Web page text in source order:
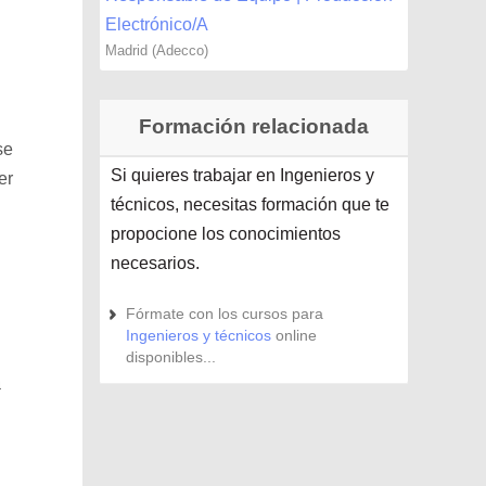
Electrónico/A
Madrid (Adecco)
Formación relacionada
Si quieres trabajar en Ingenieros y
técnicos, necesitas formación que te
propocione los conocimientos
necesarios.
Fórmate con los cursos para
Ingenieros y técnicos online
disponibles...